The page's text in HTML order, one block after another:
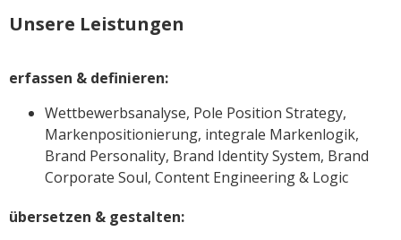
Unsere Leistungen
erfassen & definieren:
Wettbewerbsanalyse, Pole Position Strategy,
Markenpositionierung, integrale Markenlogik,
Brand Personality, Brand Identity System, Brand
Corporate Soul, Content Engineering & Logic
übersetzen & gestalten: